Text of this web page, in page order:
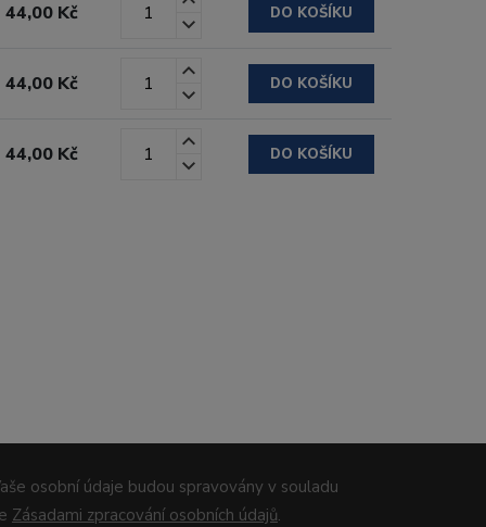
44,00 Kč DO KOŠÍKU
44,00 Kč DO KOŠÍKU
44,00 Kč DO KOŠÍKU
osobní údaje budou spravovány v souladu
Zásadami zpracování osobních údajů.